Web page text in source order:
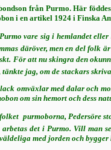
från Purmo. Här
i en artikel 1924 i Finska
vare sig i hemlandet
däröver, men en del folk
För att nu skingra den
jag, om de stackars
omväxlar med dalar och
om sin hemort och dess
 purmoborna,
det i Purmo. Vill man
med jorden och bygger